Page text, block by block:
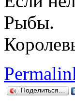
Рыбы.
Поделиться…